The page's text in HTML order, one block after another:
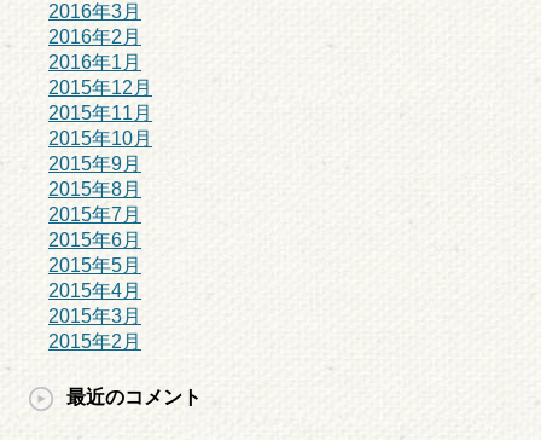
2016年3月
2016年2月
2016年1月
2015年12月
2015年11月
2015年10月
2015年9月
2015年8月
2015年7月
2015年6月
2015年5月
2015年4月
2015年3月
2015年2月
最近のコメント